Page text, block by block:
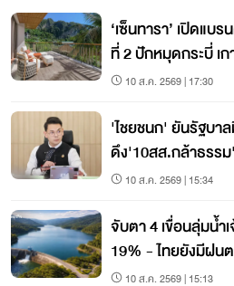
‘เซ็นทารา’ เปิดแบ
ที่ 2 ปักหมุดกระบี่ เก
โตแรง
10 ส.ค. 2569 | 17:30
'ไชยชนก' ยันรัฐบา
ดึง'10สส.กล้าธรร
รม.10 ส.ค. 2569 | 15:34
จับตา 4 เขื่อนลุ่มน้ำ
19% - ไทยยังมีฝน
10 ส.ค. 2569 | 15:13